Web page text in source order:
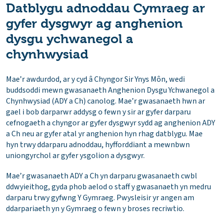
Datblygu adnoddau Cymraeg ar
gyfer dysgwyr ag anghenion
dysgu ychwanegol a
chynhwysiad
Mae’r awdurdod, ar y cyd â Chyngor Sir Ynys Môn, wedi
buddsoddi mewn gwasanaeth Anghenion Dysgu Ychwanegol a
Chynhwysiad (ADY a Ch) canolog. Mae’r gwasanaeth hwn ar
gael i bob darparwr addysg o fewn y sir ar gyfer darparu
cefnogaeth a chyngor ar gyfer dysgwyr sydd ag anghenion ADY
a Ch neu ar gyfer atal yr anghenion hyn rhag datblygu. Mae
hyn trwy ddarparu adnoddau, hyfforddiant a mewnbwn
uniongyrchol ar gyfer ysgolion a dysgwyr.
Mae’r gwasanaeth ADY a Ch yn darparu gwasanaeth cwbl
ddwyieithog, gyda phob aelod o staff y gwasanaeth yn medru
darparu trwy gyfwng Y Gymraeg. Pwysleisir yr angen am
ddarpariaeth yn y Gymraeg o fewn y broses recriwtio.